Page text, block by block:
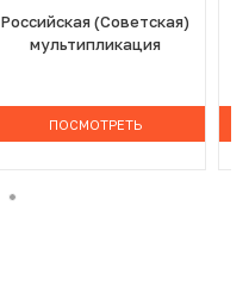
Российская (Советская)
мультипликация
ПОСМОТРЕТЬ